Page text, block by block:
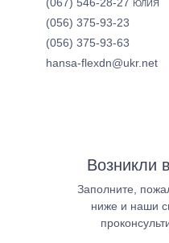
ЮЛИЯ
(056) 375-93-23
(056) 375-93-63
hansa-flexdn@ukr.net
Возникли
Заполните,
ниже и наши